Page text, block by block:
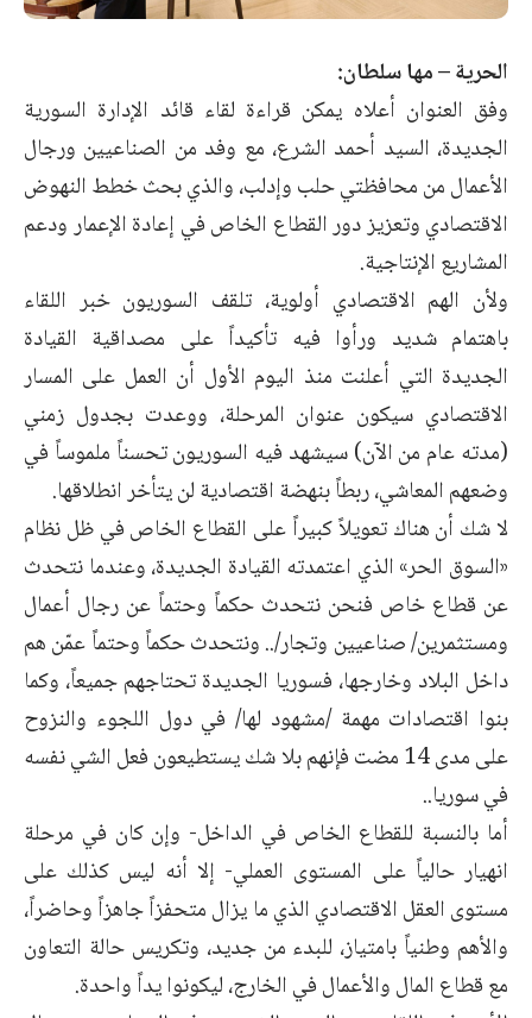
الحرية – مها سلطان:
وفق العنوان أعلاه يمكن قراءة لقاء قائد الإدارة السورية
الجديدة، السيد أحمد الشرع، مع وفد من الصناعيين ورجال
الأعمال من محافظتي حلب وإدلب، والذي بحث خطط النهوض
الاقتصادي وتعزيز دور القطاع الخاص في إعادة الإعمار ودعم
المشاريع الإنتاجية.
ولأن الهم الاقتصادي أولوية، تلقف السوريون خبر اللقاء
باهتمام شديد ورأوا فيه تأكيداً على مصداقية القيادة
الجديدة التي أعلنت منذ اليوم الأول أن العمل على المسار
الاقتصادي سيكون عنوان المرحلة، ووعدت بجدول زمني
(مدته عام من الآن) سيشهد فيه السوريون تحسناً ملموساً في
وضعهم المعاشي، ربطاً بنهضة اقتصادية لن يتأخر انطلاقها.
لا شك أن هناك تعويلاً كبيراً على القطاع الخاص في ظل نظام
«السوق الحر» الذي اعتمدته القيادة الجديدة، وعندما نتحدث
عن قطاع خاص فنحن نتحدث حكماً وحتماً عن رجال أعمال
ومستثمرين/ صناعيين وتجار/.. ونتحدث حكماً وحتماً عمّن هم
داخل البلاد وخارجها، فسوريا الجديدة تحتاجهم جميعاً، وكما
بنوا اقتصادات مهمة /مشهود لها/ في دول اللجوء والنزوح
على مدى 14 مضت فإنهم بلا شك يستطيعون فعل الشي نفسه
في سوريا..
أما بالنسبة للقطاع الخاص في الداخل- وإن كان في مرحلة
انهيار حالياً على المستوى العملي- إلا أنه ليس كذلك على
مستوى العقل الاقتصادي الذي ما يزال متحفزاً جاهزاً وحاضراً،
والأهم وطنياً بامتياز، للبدء من جديد، وتكريس حالة التعاون
مع قطاع المال والأعمال في الخارج، ليكونوا يداً واحدة.